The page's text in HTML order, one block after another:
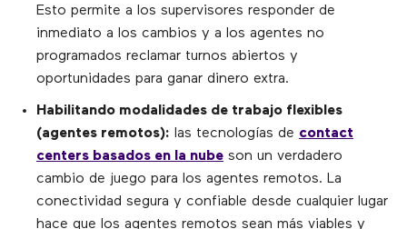
Esto permite a los supervisores responder de
inmediato a los cambios y a los agentes no
programados reclamar turnos abiertos y
oportunidades para ganar dinero extra.
Habilitando modalidades de trabajo flexibles
(agentes remotos): las tecnologías de contact
centers basados en la nube son un verdadero
cambio de juego para los agentes remotos. La
conectividad segura y confiable desde cualquier lugar
hace que los agentes remotos sean más viables y